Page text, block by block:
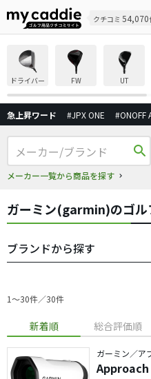
クチコミ 54,070
ドライバー FW UT
急上昇ワード #JPX ONE #ONOFF
search
メーカー一覧から商品を探す
ガーミン(garmin)のゴル
ブランドから探す
1〜30件／30件
新着順 総合評価順
ガーミン／ア
Approach